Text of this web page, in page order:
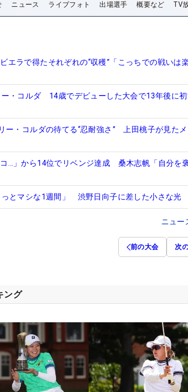
ニュース ライブフォト 出場選手 概要など TV
ラで得たそれぞれの“収穫”「こっちでの戦いは
・コルダ 14歳でデビューした大会で13年後に
ー・コルダの待てる“忍耐強さ” 上田桃子が見た
コ…」から14位でリベンジ達成 桑木志帆「自分を
っとマシな1週間」 渋野日向子に差した小さな光
ニュー
前の大会 次
ング